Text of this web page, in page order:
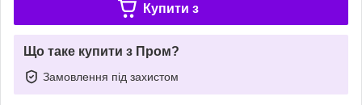
Купити з
Що таке купити з Пром?
Замовлення під захистом